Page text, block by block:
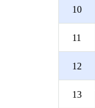
10
11
12
13